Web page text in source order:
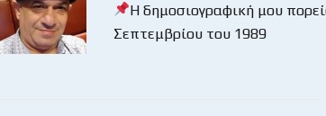
Η δημοσιογραφική μου
Σεπτεμβρίου του 1989